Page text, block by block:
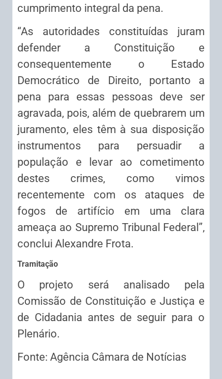
cumprimento integral da pena.
“As autoridades constituídas juram
defender a Constituição e
consequentemente o Estado
Democrático de Direito, portanto a
pena para essas pessoas deve ser
agravada, pois, além de quebrarem um
juramento, eles têm à sua disposição
instrumentos para persuadir a
população e levar ao cometimento
destes crimes, como vimos
recentemente com os ataques de
fogos de artifício em uma clara
ameaça ao Supremo Tribunal Federal”,
conclui Alexandre Frota.
Tramitação
O projeto será analisado pela
Comissão de Constituição e Justiça e
de Cidadania antes de seguir para o
Plenário.
Fonte: Agência Câmara de Notícias